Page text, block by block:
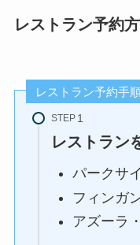
レストラン予約
レストラン予約手
STEP
レストラン
パークサ
フィンガ
アズーラ